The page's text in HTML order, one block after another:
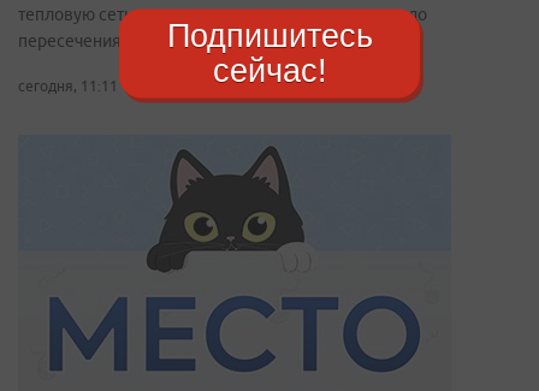
тепловую сеть на участке от здания прокуратуры до
пересечения с Океанским проспектом
сегодня, 11:11
Подпишитесь
сейчас!